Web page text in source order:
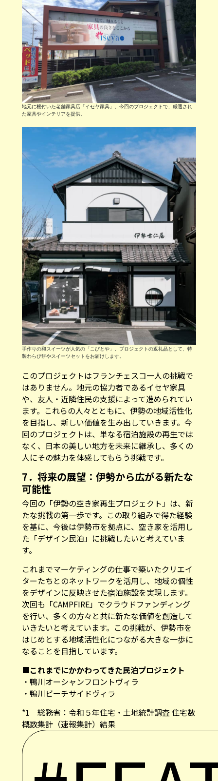
地元に根付いた老舗家具店「イセヤ家具」。今回のプロジェクトで、厳選され
た家具やインテリアを提供。
手作りの和スイーツが人気の「こびとや」。プロジェクトの返礼品として、特
製わらび餅やスイーツセットをお届けします。
このプロジェクトはフランチェスコ一人の挑戦で
はありません。地元の協力者であるイセヤ家具
や、友人・近隣住民の支援によって進められてい
ます。これらの人々とともに、伊勢の地域活性化
を目指し、新しい価値を生み出していきます。今
回のプロジェクトは、単なる宿泊施設の再生では
なく、日本の美しい地方を未来に継承し、多くの
人にその魅力を体感してもらう挑戦です。
7．将来の展望：伊勢から広がる新たな
可能性
今回の「伊勢の空き家再生プロジェクト」は、新
たな挑戦の第一歩です。この取り組みで得た経験
を基に、今後は伊勢市を拠点に、空き家を活用し
た「デザイン民泊」に挑戦したいと考えていま
す。
これまでマーケティングの仕事で築いたクリエイ
ターたちとのネットワークを活用し、地域の個性
をデザインに反映させた宿泊施設を実現します。
次回も「CAMPFIRE」でクラウドファンディング
を行い、多くの方々と共に新たな価値を創造して
いきたいと考えています。この挑戦が、伊勢市を
はじめとする地域活性化につながる大きな一歩に
なることを目指しています。
■これまでにかかわってきた民泊プロジェクト
・ 鴨川オーシャンフロントヴィラ
・ 鴨川ビーチサイドヴィラ
*1 総務省：令和５年住宅・土地統計調査 住宅数
概数集計（速報集計）結果